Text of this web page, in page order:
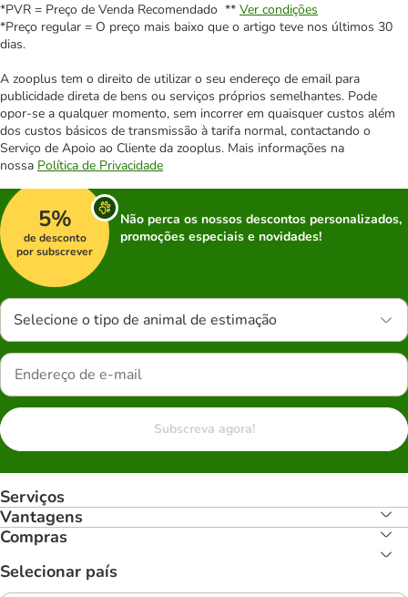
*PVR = Preço de Venda Recomendado ** Ver condições
*Preço regular = O preço mais baixo que o artigo teve nos últimos 30
dias.
A zooplus tem o direito de utilizar o seu endereço de email para
publicidade direta de bens ou serviços próprios semelhantes. Pode
opor-se a qualquer momento, sem incorrer em quaisquer custos além
dos custos básicos de transmissão à tarifa normal, contactando o
Serviço de Apoio ao Cliente da zooplus. Mais informações na
nossa Política de Privacidade
5%
de desconto
por subscrever
Não perca os nossos descontos personalizados,
promoções especiais e novidades!
Selecione o tipo de animal de estimação
Subscreva agora!
Serviços
Vantagens
Compras
Selecionar país